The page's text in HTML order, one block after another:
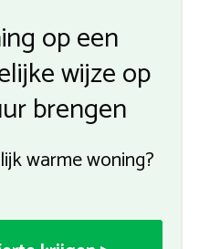
op een
wijze op
brengen
warme woning?